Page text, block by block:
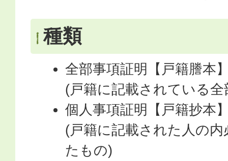
種類
全部事項証明【戸籍謄本
(戸籍に記載されている
個人事項証明【戸籍抄本
(戸籍に記載された人の
たもの)